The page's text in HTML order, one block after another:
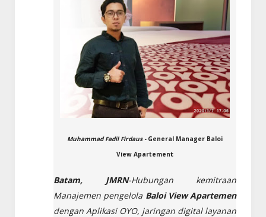
Muhammad Fadil Firdaus - General Manager Baloi
View Apartement
Batam, JMRN-Hubungan kemitraan
Manajemen pengelola Baloi View Apartemen
dengan Aplikasi OYO, jaringan digital layanan